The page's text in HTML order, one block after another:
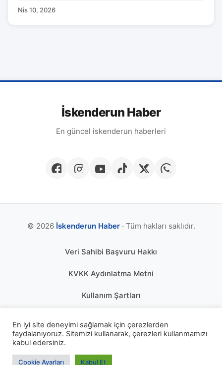
Nis 10, 2026
İskenderun Haber
En güncel iskenderun haberleri
© 2026 İskenderun Haber· Tüm hakları saklıdır.
Veri Sahibi Başvuru Hakkı
KVKK Aydınlatma Metni
Kullanım Şartları
Çerez Politikası
KÜNYE
En iyi site deneyimi sağlamak için çerezlerden
faydalanıyoruz. Sitemizi kullanarak, çerezleri kullanmamızı
kabul edersiniz.
Cookie Ayarları Kabul Et